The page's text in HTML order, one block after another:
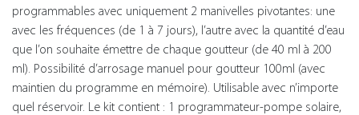
programmables avec uniquement 2 manivelles pivotantes: une
avec les fréquences (de 1 à 7 jours), l’autre avec la quantité d’eau
que l’on souhaite émettre de chaque goutteur (de 40 ml à 200
ml). Possibilité d’arrosage manuel pour goutteur 100ml (avec
maintien du programme en mémoire). Utilisable avec n’importe
quel réservoir. Le kit contient : 1 programmateur-pompe solaire,